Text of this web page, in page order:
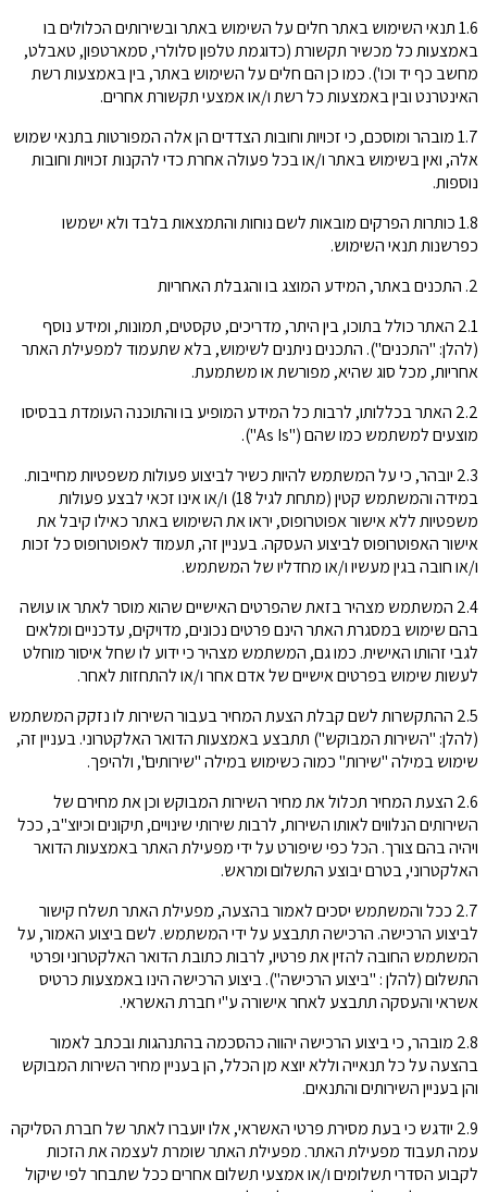
1.6 תנאי השימוש באתר חלים על השימוש באתר ובשירותים הכלולים בו
באמצעות כל מכשיר תקשורת (כדוגמת טלפון סלולרי, סמארטפון, טאבלט,
מחשב כף יד וכו'). כמו כן הם חלים על השימוש באתר, בין באמצעות רשת
האינטרנט ובין באמצעות כל רשת ו/או אמצעי תקשורת אחרים.
1.7 מובהר ומוסכם, כי זכויות וחובות הצדדים הן אלה המפורטות בתנאי שמוש
אלה, ואין בשימוש באתר ו/או בכל פעולה אחרת כדי להקנות זכויות וחובות
נוספות.
1.8 כותרות הפרקים מובאות לשם נוחות והתמצאות בלבד ולא ישמשו
כפרשנות תנאי השימוש.
2. התכנים באתר, המידע המוצג בו והגבלת האחריות
2.1 האתר כולל בתוכו, בין היתר, מדריכים, טקסטים, תמונות, ומידע נוסף
(להלן: "התכנים"). התכנים ניתנים לשימוש, בלא שתעמוד למפעילת האתר
אחריות, מכל סוג שהיא, מפורשת או משתמעת.
2.2 האתר בכללותו, לרבות כל המידע המופיע בו והתוכנה העומדת בבסיסו
מוצעים למשתמש כמו שהם ("As Is").
2.3 יובהר, כי על המשתמש להיות כשיר לביצוע פעולות משפטיות מחייבות.
במידה והמשתמש קטין (מתחת לגיל 18) ו/או אינו זכאי לבצע פעולות
משפטיות ללא אישור אפוטרופוס, יראו את השימוש באתר כאילו קיבל את
אישור האפוטרופוס לביצוע העסקה. בעניין זה, תעמוד לאפוטרופוס כל זכות
ו/או חובה בגין מעשיו ו/או מחדליו של המשתמש.
2.4 המשתמש מצהיר בזאת שהפרטים האישיים שהוא מוסר לאתר או עושה
בהם שימוש במסגרת האתר הינם פרטים נכונים, מדויקים, עדכניים ומלאים
לגבי זהותו האישית. כמו גם, המשתמש מצהיר כי ידוע לו שחל איסור מוחלט
לעשות שימוש בפרטים אישיים של אדם אחר ו/או להתחזות לאחר.
2.5 ההתקשרות לשם קבלת הצעת המחיר בעבור השירות לו נזקק המשתמש
(להלן: "השירות המבוקש") תתבצע באמצעות הדואר האלקטרוני. בעניין זה,
שימוש במילה "שירות" כמוה כשימוש במילה "שירותים", ולהיפך.
2.6 הצעת המחיר תכלול את מחיר השירות המבוקש וכן את מחירם של
השירותים הנלווים לאותו השירות, לרבות שירותי שינויים, תיקונים וכיוצ"ב, ככל
ויהיה בהם צורך. הכל כפי שיפורט על ידי מפעילת האתר באמצעות הדואר
האלקטרוני, בטרם יבוצע התשלום ומראש.
2.7 ככל והמשתמש יסכים לאמור בהצעה, מפעילת האתר תשלח קישור
לביצוע הרכישה. הרכישה תתבצע על ידי המשתמש. לשם ביצוע האמור, על
המשתמש החובה להזין את פרטיו, לרבות כתובת הדואר האלקטרוני ופרטי
התשלום (להלן : "ביצוע הרכישה"). ביצוע הרכישה הינו באמצעות כרטיס
אשראי והעסקה תתבצע לאחר אישורה ע"י חברת האשראי.
2.8 מובהר, כי ביצוע הרכישה יהווה כהסכמה בהתנהגות ובכתב לאמור
בהצעה על כל תנאייה וללא יוצא מן הכלל, הן בעניין מחיר השירות המבוקש
והן בעניין השירותים והתנאים.
2.9 יודגש כי בעת מסירת פרטי האשראי, אלו יועברו לאתר של חברת הסליקה
עמה תעבוד מפעילת האתר. מפעילת האתר שומרת לעצמה את הזכות
לקבוע הסדרי תשלומים ו/או אמצעי תשלום אחרים ככל שתבחר לפי שיקול